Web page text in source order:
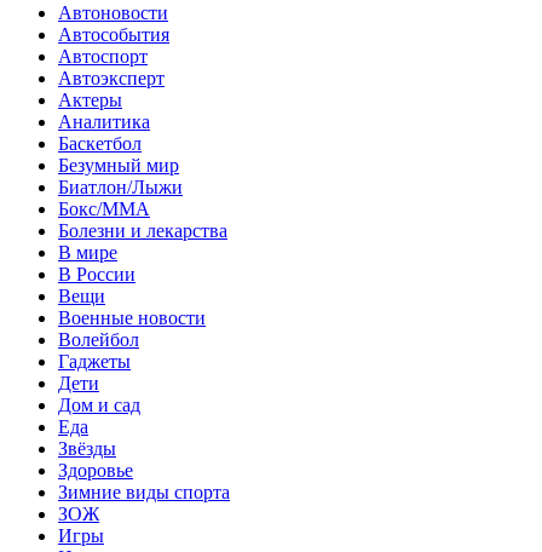
Автоновости
Автособытия
Автоспорт
Автоэксперт
Актеры
Аналитика
Баскетбол
Безумный мир
Биатлон/Лыжи
Бокс/MMA
Болезни и лекарства
В мире
В России
Вещи
Военные новости
Волейбол
Гаджеты
Дети
Дом и сад
Еда
Звёзды
Здоровье
Зимние виды спорта
ЗОЖ
Игры